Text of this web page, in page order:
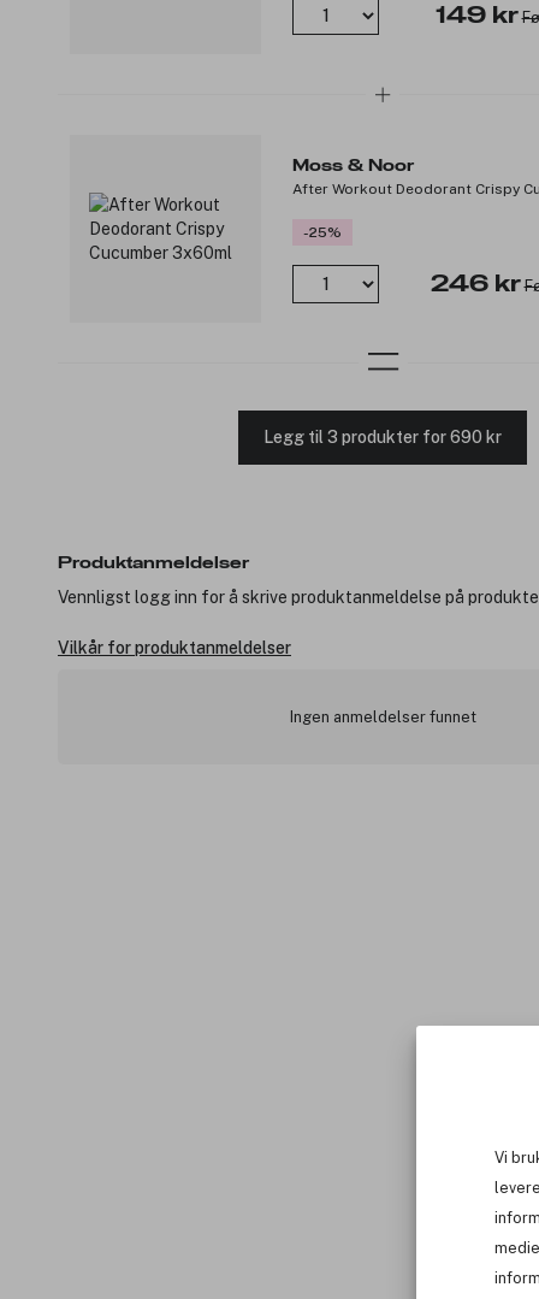
Vi
149 kr
Moss & Noor
After Workout Deodorant Crispy
-25%
246 kr
Legg til 3 produkter for 690 kr
Produktanmeldelser
Vennligst logg inn for å skrive produktanmeldelse på
Vilkår for produktanmeldelser
Ingen anmeldelser funnet